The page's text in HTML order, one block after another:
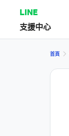
LINE
支援中心
首頁